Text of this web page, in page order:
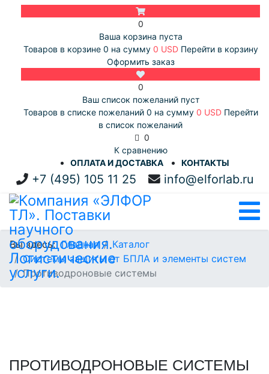
0
Ваша корзина пуста
Товаров в корзине 0 на сумму 0 USD Перейти в корзину
Оформить заказ
0
Ваш список пожеланий пуст
Товаров в списке пожеланий 0 на сумму 0 USD Перейти
в список пожеланий
0
К сравнению
ОПЛАТА И ДОСТАВКА
КОНТАКТЫ
+7 (495) 105 11 25 info@elforlab.ru
Вы здесь:Главная
Каталог
Системы защиты от БПЛА и элементы систем
Противодроновые системы
ПРОТИВОДРОНОВЫЕ СИСТЕМЫ